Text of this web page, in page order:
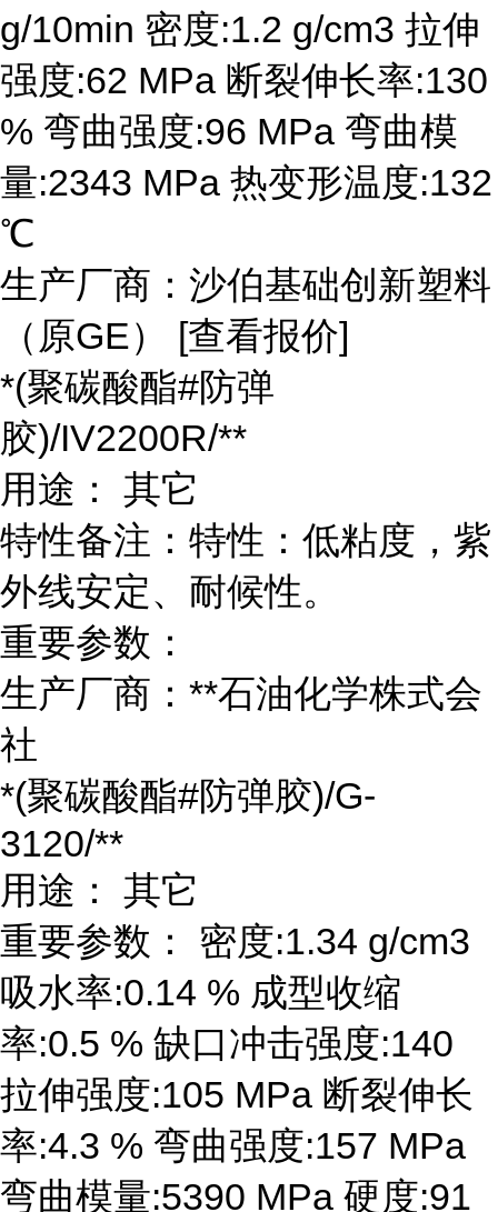
g/10min 密度:1.2 g/cm3 拉伸
强度:62 MPa 断裂伸长率:130
% 弯曲强度:96 MPa 弯曲模
量:2343 MPa 热变形温度:132
℃
生产厂商：沙伯基础创新塑料
（原GE） [查看报价]
*(聚碳酸酯#防弹
胶)/IV2200R/**
用途： 其它
特性备注：特性：低粘度，紫
外线安定、耐候性。
重要参数：
生产厂商：**石油化学株式会
社
*(聚碳酸酯#防弹胶)/G-
3120/**
用途： 其它
重要参数： 密度:1.34 g/cm3
吸水率:0.14 % 成型收缩
率:0.5 % 缺口冲击强度:140
拉伸强度:105 MPa 断裂伸长
率:4.3 % 弯曲强度:157 MPa
弯曲模量:5390 MPa 硬度:91